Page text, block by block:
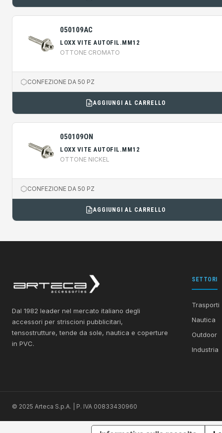
050109AC
LOXX VITE AUTOFIL.MM12
OTTONE CROMATO
CONFEZIONE DA 50 PZ
AGGIUNGI AL CARRELLO
050109ON
LOXX VITE AUTOFIL.MM12
OTTONE NICKEL
CONFEZIONE DA 50 PZ
AGGIUNGI AL CARRELLO
Dal 1982 leader nel mercato italiano degli
accessori per striscioni pubblicitari,
tensostrutture, tende da sole, nautica e coperture
in PVC.
SETTORI
Trasporti
Nautica
Outdoor
Industria
© 2025 Arteca S.p.A. | P. IVA 00833430960